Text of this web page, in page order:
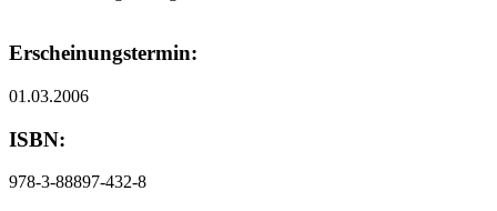
Erscheinungstermin:
01.03.2006
ISBN:
978-3-88897-432-8